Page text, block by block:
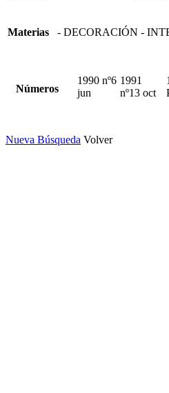
Materias - DECORACIÓN -
Números
1990 nº6
jun
1991
nº13 oct
Nueva Búsqueda Volver